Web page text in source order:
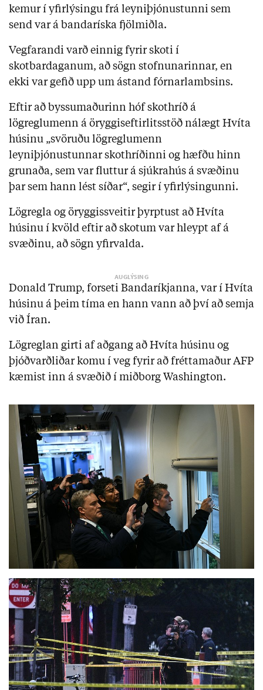
kemur í yfirlýsingu frá leyniþjónustunni sem
send var á bandaríska fjölmiðla.
Vegfarandi varð einnig fyrir skoti í
skotbardaganum, að sögn stofnunarinnar, en
ekki var gefið upp um ástand fórnarlambsins.
Eftir að byssumaðurinn hóf skothríð á
lögreglumenn á öryggiseftirlitsstöð nálægt Hvíta
húsinu „svöruðu lögreglumenn
leyniþjónustunnar skothríðinni og hæfðu hinn
grunaða, sem var fluttur á sjúkrahús á svæðinu
þar sem hann lést síðar“, segir í yfirlýsingunni.
Lögregla og öryggissveitir þyrptust að Hvíta
húsinu í kvöld eftir að skotum var hleypt af á
svæðinu, að sögn yfirvalda.
Donald Trump, forseti Bandaríkjanna, var í Hvíta
húsinu á þeim tíma en hann vann að því að semja
við Íran.
Lögreglan girti af aðgang að Hvíta húsinu og
þjóðvarðliðar komu í veg fyrir að fréttamaður AFP
kæmist inn á svæðið í miðborg Washington.